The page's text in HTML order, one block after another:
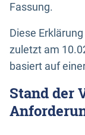
Fassung.
Diese
zuletzt am
basiert auf
Stand der